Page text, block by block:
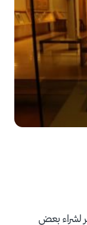
لشراء بعض